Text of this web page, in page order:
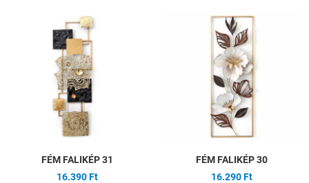
Hozzáadás a kívánságlistához
Összehasonlítás
FÉM FALIKÉP 31
16.390 Ft
FÉM FALIKÉP 30
16.290 Ft